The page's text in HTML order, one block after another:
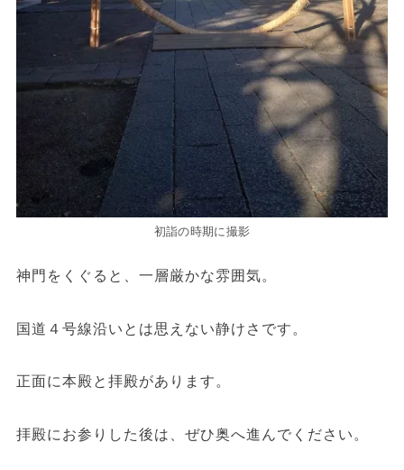
初詣の時期に撮影
神門をくぐると、一層厳かな雰囲気。
国道４号線沿いとは思えない静けさです。
正面に本殿と拝殿があります。
拝殿にお参りした後は、ぜひ奥へ進んでください。